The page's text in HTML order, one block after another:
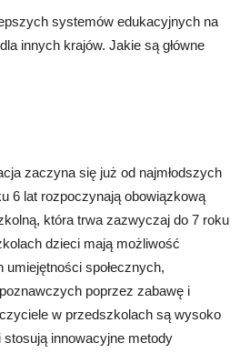
systemów edukacyjnych na
innych krajów. Jakie są główne
zaczyna się już od najmłodszych
6 lat rozpoczynają obowiązkową
która trwa zazwyczaj do 7 roku
dzieci mają możliwość
umiejętności społecznych,
poprzez zabawę i
w przedszkolach są wysoko
innowacyjne metody